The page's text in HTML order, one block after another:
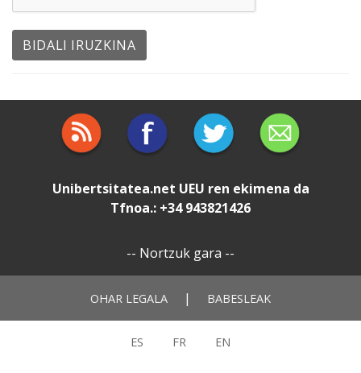
Unibertsitatea.net UEU ren ekimena da
Tfnoa.: +34 943821426
-- Nortzuk gara --
OHAR LEGALA | BABESLEAK
ES FR EN